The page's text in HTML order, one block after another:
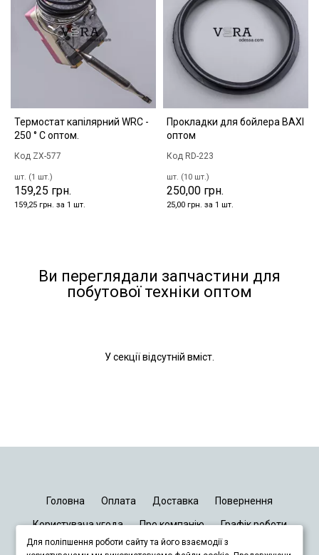
Термостат капілярний WRC -
250 ° С оптом.
Код ZX-577
шт. (1 шт.)
159,25 грн.
159,25 грн. за 1 шт.
Прокладки для бойлера BAXI
оптом
Код RD-223
шт. (10 шт.)
250,00 грн.
25,00 грн. за 1 шт.
Ви переглядали запчастини для
побутової техніки оптом
У секції відсутній вміст.
Головна Оплата Доставка Повернення
Користувача угода Про компанію Графік роботи
Київ Дніпро Запоріжжя Львів
Для поліпшення роботи сайту та його взаємодії з